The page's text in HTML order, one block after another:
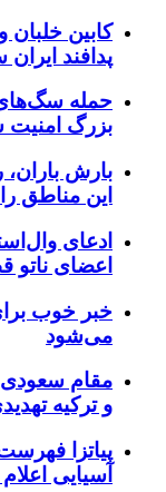
پدافند
بزرگ امنیت
بارش
این مناطق
ادعای
اعضای
خبر خوب
می‌شود
مقام سعودی:
و ترکیه
پیاتزا
آسیایی